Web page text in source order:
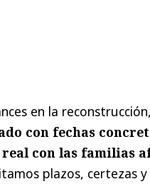
en la
con fechas
con las familias
plazos, certezas